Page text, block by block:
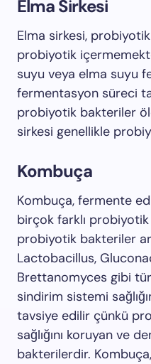
Elma Sirkesi
Elma sirkesi,
probiyotik
suyu veya elma suyu
fermentasyon süreci
probiyotik bakteriler
sirkesi genellikle
Kombuça
Kombuça, fermente
birçok farklı
probiyotik bakteriler
Lactobacillus,
Brettanomyces gibi
sindirim sistemi
tavsiye edilir çünkü
sağlığını koruyan ve
bakterilerdir.